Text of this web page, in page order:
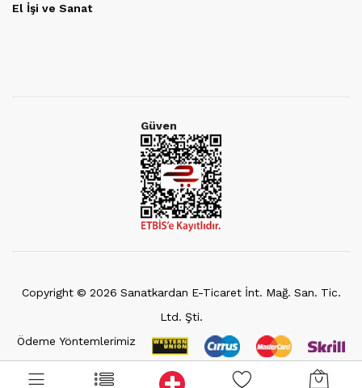
El İşi ve Sanat
Güven
Copyright © 2026 Sanatkardan E-Ticaret İnt. Mağ. San. Tic.
Ltd. Şti.
Ödeme Yöntemlerimiz